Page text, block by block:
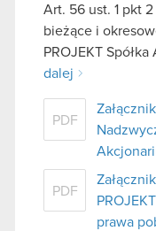
Art. 56 ust. 1 pkt
bieżące i
PROJEKT
dalej
PDF
PDF
prawa